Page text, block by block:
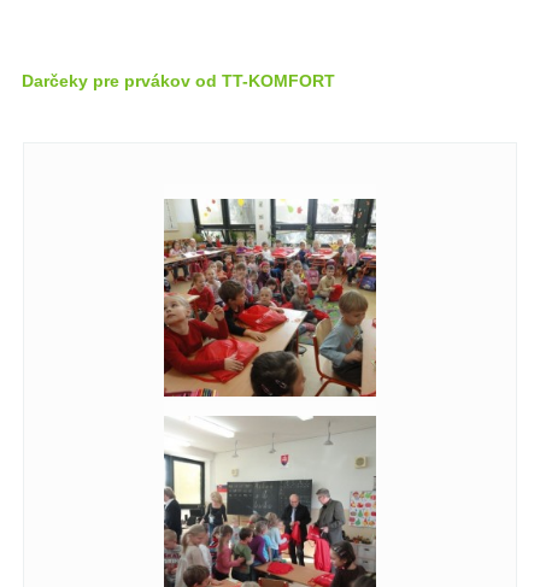
Darčeky pre prvákov od TT-KOMFORT